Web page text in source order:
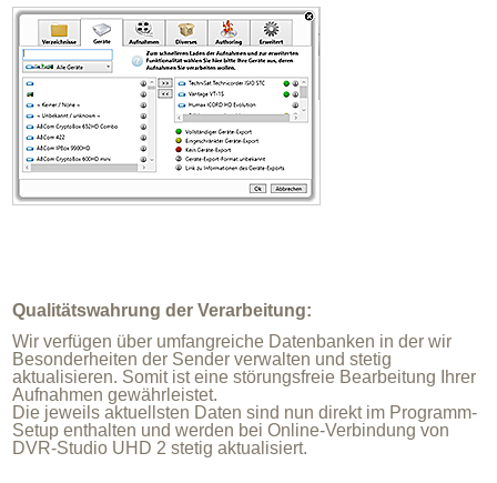
Qualitätswahrung der Verarbeitung:
Wir verfügen über umfangreiche Datenbanken in der wir
Besonderheiten der Sender verwalten und stetig
aktualisieren. Somit ist eine störungsfreie Bearbeitung Ihrer
Aufnahmen gewährleistet.
Die jeweils aktuellsten Daten sind nun direkt im Programm-
Setup enthalten und werden bei Online-Verbindung von
DVR-Studio UHD 2 stetig aktualisiert.